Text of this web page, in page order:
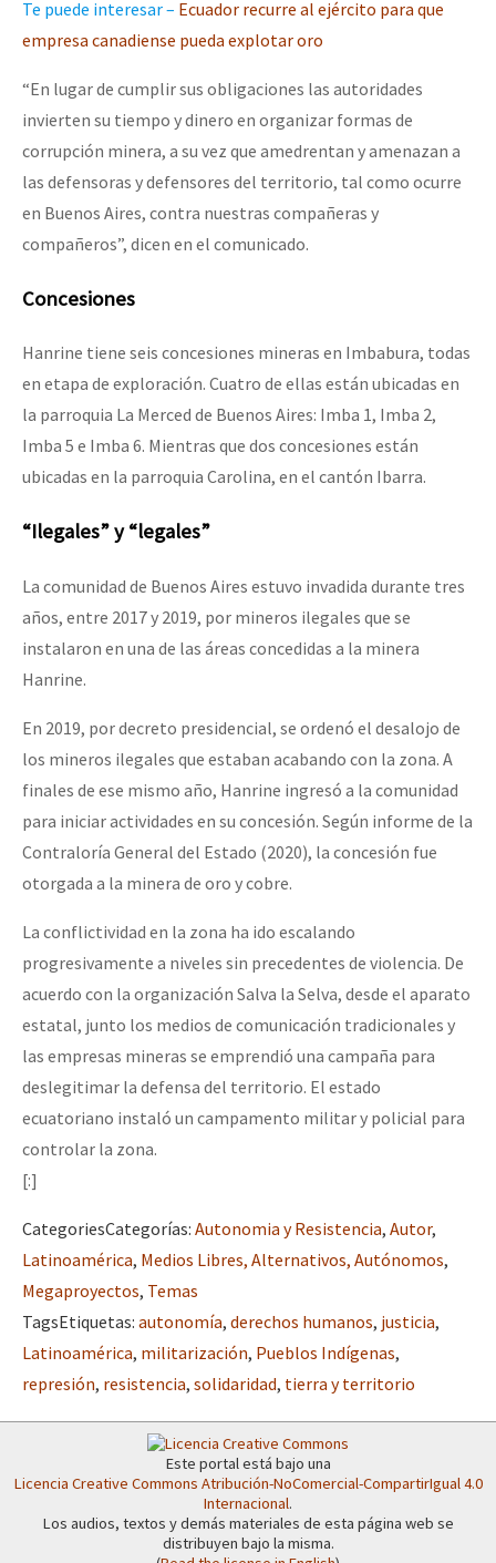
Te puede interesar – Ecuador recurre al ejército para que
empresa canadiense pueda explotar oro
“En lugar de cumplir sus obligaciones las autoridades
invierten su tiempo y dinero en organizar formas de
corrupción minera, a su vez que amedrentan y amenazan a
las defensoras y defensores del territorio, tal como ocurre
en Buenos Aires, contra nuestras compañeras y
compañeros”, dicen en el comunicado.
Concesiones
Hanrine tiene seis concesiones mineras en Imbabura, todas
en etapa de exploración. Cuatro de ellas están ubicadas en
la parroquia La Merced de Buenos Aires: Imba 1, Imba 2,
Imba 5 e Imba 6. Mientras que dos concesiones están
ubicadas en la parroquia Carolina, en el cantón Ibarra.
“Ilegales” y “legales”
La comunidad de Buenos Aires estuvo invadida durante tres
años, entre 2017 y 2019, por mineros ilegales que se
instalaron en una de las áreas concedidas a la minera
Hanrine.
En 2019, por decreto presidencial, se ordenó el desalojo de
los mineros ilegales que estaban acabando con la zona. A
finales de ese mismo año, Hanrine ingresó a la comunidad
para iniciar actividades en su concesión. Según informe de la
Contraloría General del Estado (2020), la concesión fue
otorgada a la minera de oro y cobre.
La conflictividad en la zona ha ido escalando
progresivamente a niveles sin precedentes de violencia. De
acuerdo con la organización Salva la Selva, desde el aparato
estatal, junto los medios de comunicación tradicionales y
las empresas mineras se emprendió una campaña para
deslegitimar la defensa del territorio. El estado
ecuatoriano instaló un campamento militar y policial para
controlar la zona.
[:]
CategoriesCategorías: Autonomia y Resistencia, Autor,
Latinoamérica, Medios Libres, Alternativos, Autónomos,
Megaproyectos, Temas
TagsEtiquetas: autonomía, derechos humanos, justicia,
Latinoamérica, militarización, Pueblos Indígenas,
represión, resistencia, solidaridad, tierra y territorio
Este portal está bajo una
Licencia Creative Commons Atribución-NoComercial-CompartirIgual 4.0
Internacional.
Los audios, textos y demás materiales de esta página web se
distribuyen bajo la misma.